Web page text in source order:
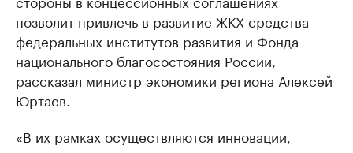
позволит привлечь в развитие ЖКХ средства
федеральных институтов развития и Фонда
национального благосостояния России,
рассказал министр экономики региона Алексей
Юртаев.
«В их рамках осуществляются инновации,